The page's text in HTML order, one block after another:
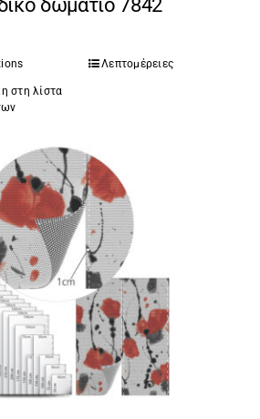
δωμάτιο 7842
Λεπτομέρειες
στη λίστα